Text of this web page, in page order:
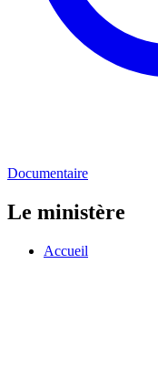
Documentaire
Le ministère
Accueil